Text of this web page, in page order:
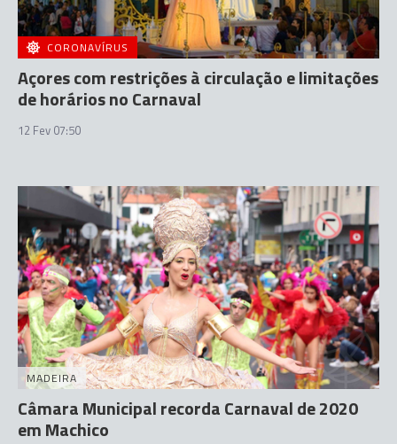
CORONAVÍRUS
Açores com restrições à circulação e limitações
de horários no Carnaval
12 Fev 07:50
MADEIRA
Câmara Municipal recorda Carnaval de 2020
em Machico